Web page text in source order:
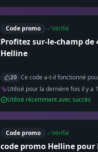
Code promo Vérifié
Profitez sur-le-champ de
Helline
20 Ce code a-t-il fonctionné
Utilisé pour la dernière fois il y a
Utilisé récemment avec succès
Code promo Vérifié
code promo Helline pour